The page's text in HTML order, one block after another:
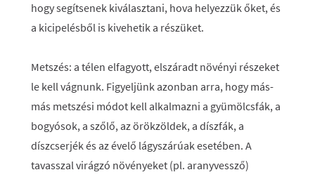
hogy segítsenek kiválasztani, hova helyezzük őket, és
a kicipelésből is kivehetik a részüket.
Metszés: a télen elfagyott, elszáradt növényi részeket
le kell vágnunk. Figyeljünk azonban arra, hogy más-
más metszési módot kell alkalmazni a gyümölcsfák, a
bogyósok, a szőlő, az örökzöldek, a díszfák, a
díszcserjék és az évelő lágyszárúak esetében. A
tavasszal virágzó növényeket (pl. aranyvessző)